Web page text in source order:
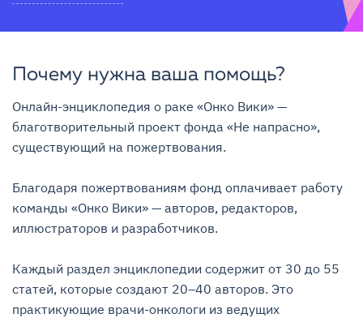
Почему нужна ваша помощь?
Онлайн-энциклопедия о раке «Онко Вики» —
благотворительный проект фонда «Не напрасно»,
существующий на пожертвования.
Благодаря пожертвованиям фонд оплачивает работу
команды «Онко Вики» — авторов, редакторов,
иллюстраторов и разработчиков.
Каждый раздел энциклопедии содержит от 30 до 55
статей, которые создают 20–40 авторов. Это
практикующие врачи-онкологи из ведущих